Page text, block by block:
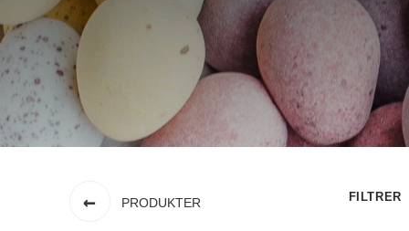
PRODUKTER FILTRER